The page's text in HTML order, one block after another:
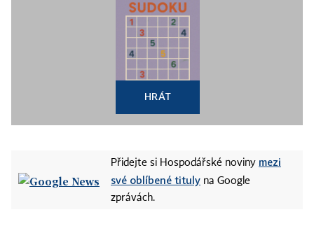
HRÁT
Přidejte si Hospodářské noviny mezi
své oblíbené tituly na Google
zprávách.